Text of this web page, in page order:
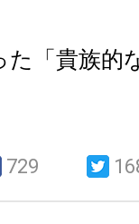
た「貴族的
729